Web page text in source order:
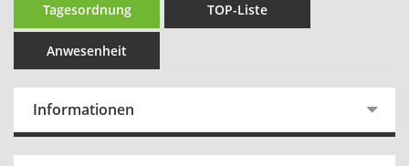
Tagesordnung TOP-Liste
Anwesenheit
Informationen